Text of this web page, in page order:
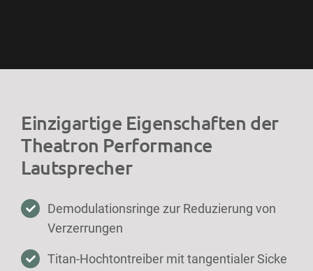
Einzigartige Eigenschaften der
Theatron Performance
Lautsprecher
Demodulationsringe zur Reduzierung von
Verzerrungen
Titan-Hochtontreiber mit tangentialer Sicke